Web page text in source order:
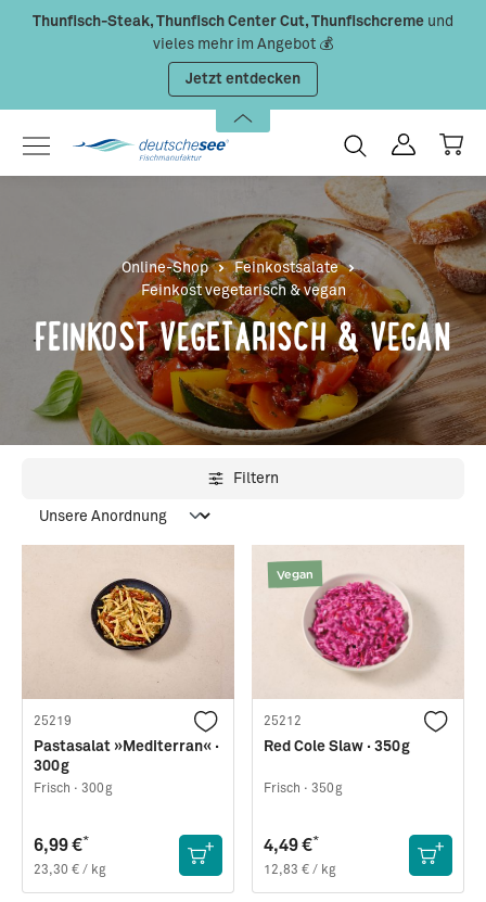
Zum Hauptinhalt springen
Thunfisch-Steak, Thunfisch Center Cut, Thunfischcreme und
vieles mehr im Angebot 💰
Jetzt entdecken
Online-Shop
Feinkostsalate
Feinkost vegetarisch & vegan
FEINKOST VEGETARISCH & VEGAN
Filtern
25219
Pastasalat »Mediterran« ·
300g
Frisch · 300g
6,99 €*
23,30 € / kg
Vegan
25212
Red Cole Slaw · 350g
Frisch · 350g
4,49 €*
12,83 € / kg